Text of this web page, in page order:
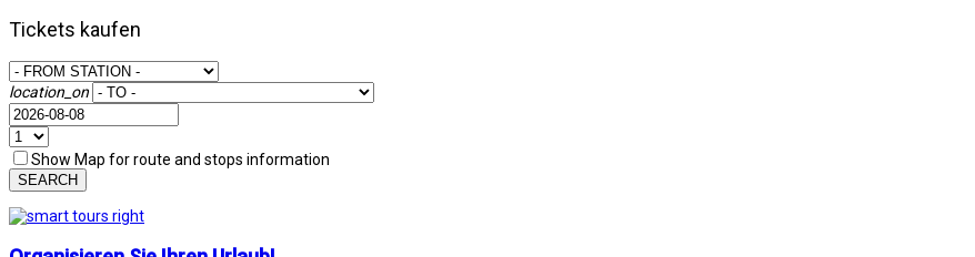
Tickets kaufen
location_on
Show Map for route and stops information
SEARCH